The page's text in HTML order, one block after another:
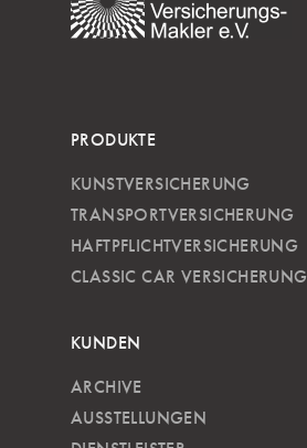
PRODUKTE
KUNSTVERSICHERUNG
TRANSPORTVERSICHERUNG
HAFTPFLICHTVERSICHERUNG
CLASSIC CAR VERSICHERUNG
KUNDEN
ARCHIVE
AUSSTELLUNGEN